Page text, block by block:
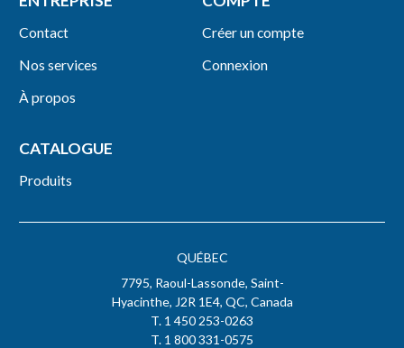
QUÉBEC
7795, Raoul-Lassonde, Saint-
Hyacinthe, J2R 1E4, QC, Canada
T. 1 450 253-0263
T. 1 800 331-0575
Contact
Nos services
À propos
Créer un compte
Connexion
CATALOGUE
Produits